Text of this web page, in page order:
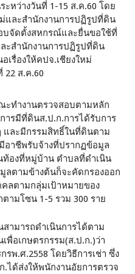
หว่างวันที่ 1-15 ส.ค.60 โดย
และสำนักงานการปฏิรูปที่ดิน
บจัดตั้งสหกรณ์และยื่นขอใช้ที่
ะสำนักงานการปฏิรูปที่ดิน
เรื่องให้คปจ.เชียงใหม่
ส.ค.60
ะทำงานตรวจสอบตามหลัก
ารมีที่ดินส.ป.ก.การได้รับการ
และมีกรรมสิทธิ์ในที่ดินตาม
อาชีพรับจ้างที่ปรากฏข้อมูล
ท้องที่หมู่บ้าน ตำบลที่ดำเนิน
ลตามข้างต้นก็จะคัดกรองออก
ลตามกลุ่มเป้าหมายของ
ามโซน 1-5 รวม 300 ราย
ามารถดำเนินการได้ตาม
พื่อเกษตรกรรม(ส.ป.ก.)ว่า
พ.ศ.2558 โดยวิธีการเช่า ซึ่ง
ด้ส่งให้พนักงานอัยการตรวจ